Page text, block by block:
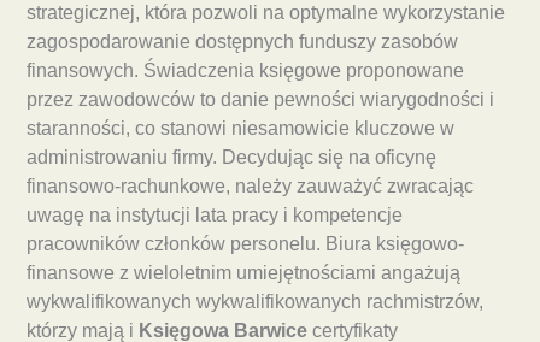
strategicznej, która pozwoli na optymalne wykorzystanie
zagospodarowanie dostępnych funduszy zasobów
finansowych. Świadczenia księgowe proponowane
przez zawodowców to danie pewności wiarygodności i
staranności, co stanowi niesamowicie kluczowe w
administrowaniu firmy. Decydując się na oficynę
finansowo-rachunkowe, należy zauważyć zwracając
uwagę na instytucji lata pracy i kompetencje
pracowników członków personelu. Biura księgowo-
finansowe z wieloletnim umiejętnościami angażują
wykwalifikowanych wykwalifikowanych rachmistrzów,
którzy mają i Księgowa Barwice certyfikaty